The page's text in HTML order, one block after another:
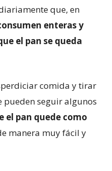
que, en
enteras y
el pan se queda
comida y tirar
pueden seguir algunos
el pan quede como
manera muy fácil y